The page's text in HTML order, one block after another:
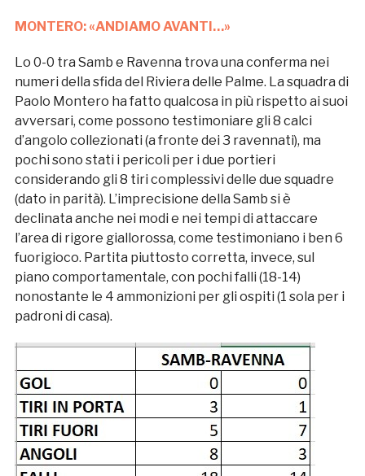
MONTERO: «ANDIAMO AVANTI…»
Lo 0-0 tra Samb e Ravenna trova una conferma nei
numeri della sfida del Riviera delle Palme. La squadra di
Paolo Montero ha fatto qualcosa in più rispetto ai suoi
avversari, come possono testimoniare gli 8 calci
d’angolo collezionati (a fronte dei 3 ravennati), ma
pochi sono stati i pericoli per i due portieri
considerando gli 8 tiri complessivi delle due squadre
(dato in parità). L’imprecisione della Samb si è
declinata anche nei modi e nei tempi di attaccare
l’area di rigore giallorossa, come testimoniano i ben 6
fuorigioco. Partita piuttosto corretta, invece, sul
piano comportamentale, con pochi falli (18-14)
nonostante le 4 ammonizioni per gli ospiti (1 sola per i
padroni di casa).